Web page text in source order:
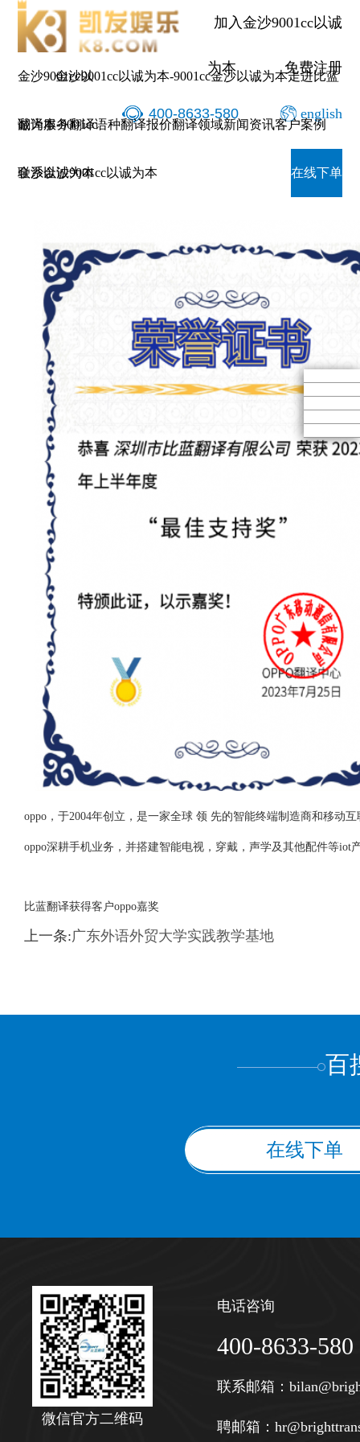
加入金沙9001cc以诚
为本 免费注册
400-8633-580 english
金沙9001cc以
诚为本-9001cc
金沙以诚为本
金沙9001cc以诚为本-9001cc金沙以诚为本走进比蓝
翻译服务翻译语种翻译报价翻译领域新闻资讯客户案例
联系金沙9001cc以诚为本 在线下单
比
比蓝翻译获得客户oppo嘉奖
oppo，于2004年创立，是一家全球 领 先的智能终端制造商和移动
oppo深耕手机业务，并搭建智能电视，穿戴，声学及其他配件等iot
比蓝翻译获得客户oppo嘉奖
上一条:广东外语外贸大学实践教学基地
百
在线下单
微信官方二维码
电话咨询
400-8633-580
联系邮箱：
聘邮箱：